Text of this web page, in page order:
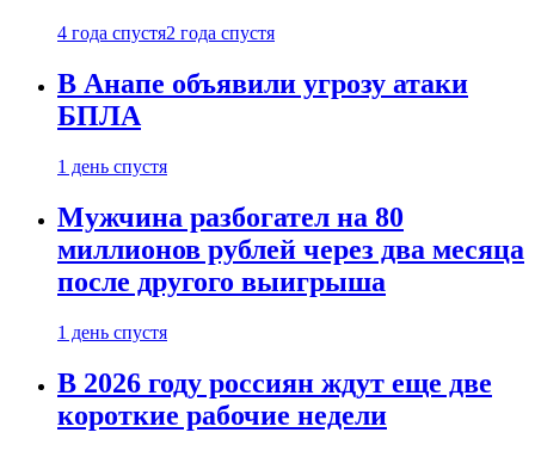
4 года спустя2 года спустя
В Анапе объявили угрозу атаки
БПЛА
1 день спустя
Мужчина разбогател на 80
миллионов рублей через два месяца
после другого выигрыша
1 день спустя
В 2026 году россиян ждут еще две
короткие рабочие недели